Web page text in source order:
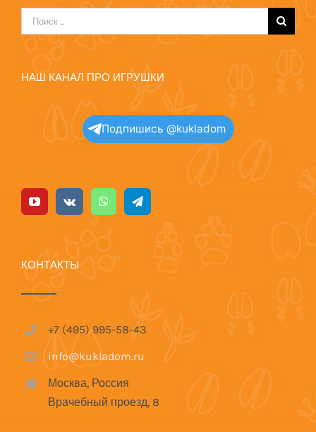
Результат
поиска:
НАШ КАНАЛ ПРО ИГРУШКИ
Подпишись @kukladom
КОНТАКТЫ
+7 (495) 995-58-43
info@kukladom.ru
Москва, Россия
Врачебный проезд, 8